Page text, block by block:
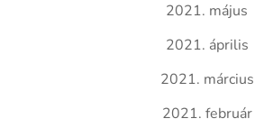
2021. május
2021. április
2021. március
2021. február